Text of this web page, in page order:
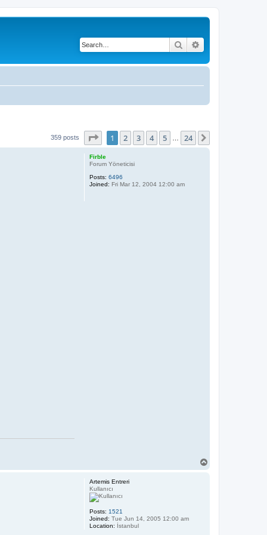
Search
359 posts Page of 24
1 2 3 4 5 24
Firble
Forum Yöneticisi
Posts: 6496
Joined: Fri Mar 12, 2004 12:00 am
Artemis Entreri
Kullanıcı
Posts: 1521
Joined: Tue Jun 14, 2005 12:00 am
Location: İstanbul